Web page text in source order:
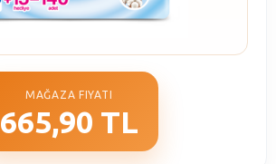
MAĞAZA FIYATI
665,90 TL